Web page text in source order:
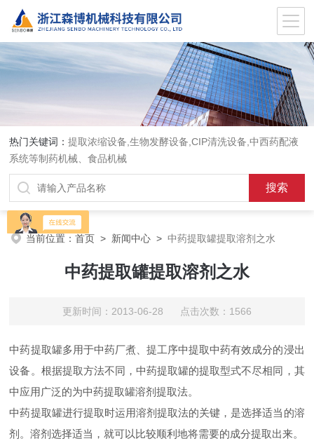
热门关键词：提取浓缩设备,生物发酵设备,CIP清洗设备,中西药配液
系统等制药机械、食品机械
当前位置：首页 > 新闻中心 >中药提取罐提取溶剂之水
中药提取罐提取溶剂之水
更新时间：2013-06-28 点击次数：1566
中药提取罐多用于中药厂煮、提工序中提取中药有效成分的浸出
设备。根据提取方法不同，中药提取罐的提取型式不尽相同，其
中应用广泛的为中药提取罐溶剂提取法。
中药提取罐进行提取时运用溶剂提取法的关键，是选择适当的溶
剂。溶剂选择适当，就可以比较顺利地将需要的成分提取出来。